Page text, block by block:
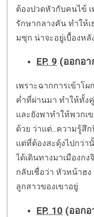
ต้องปวดหัวกับคนไข้
รักษากลางคัน ทำให้
มซุก น่าจะอยู่เบื้องหลั
EP. 9 (ออกอ
เพราะฉากการเข้าโ
ค่ำที่ผ่านมา ทำให้ทั้ง
และยังพาทำให้พวกเ
ด้วย ว่าแต่...ความรู้สึ
แต่ที่ต้องสะดุ้งไปกว่
ได้เดินทางมาเมืองกง
กลับเชื่อว่า หัวหน้าฮ
ลูกสาวของเขาอยู่
EP. 10 (ออก